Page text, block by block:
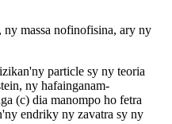
massa nofinofisina, ary ny
particle sy ny teoria
ny hafainganam-
(c) dia manompo ho fetra
endriky ny zavatra sy ny